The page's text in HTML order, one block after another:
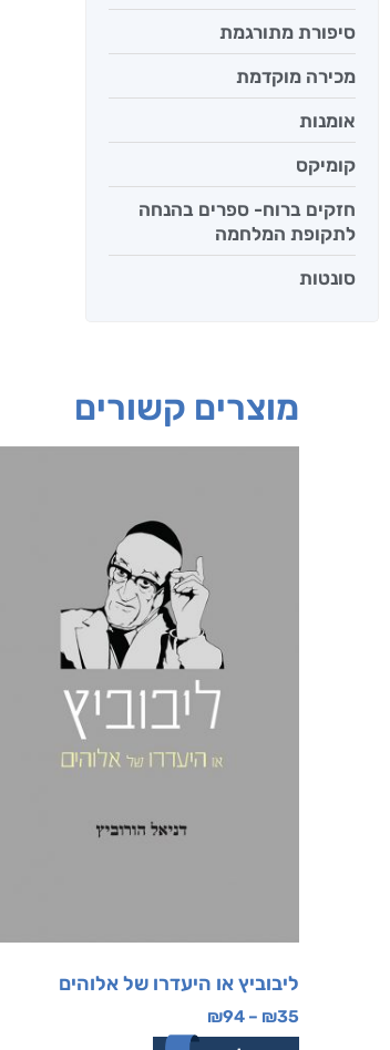
סיפורת מתורגמת
מכירה מוקדמת
אומנות
קומיקס
חזקים ברוח- ספרים בהנחה
לתקופת המלחמה
סונטות
מוצרים קשורים
ליבוביץ או היעדרו של אלוהים
₪35
–
₪94